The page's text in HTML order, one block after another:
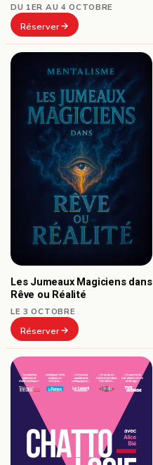
DU 1ER AU 4 OCTOBRE
Réserver
Les Jumeaux Magiciens dans
Rêve ou Réalité
LE 3 OCTOBRE
Réserver